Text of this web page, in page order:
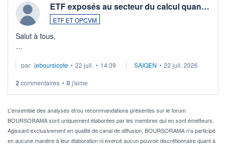
ETF exposés au secteur du calcul quan…
ETF ET OPCVM
Salut à tous,
via un ETF plutôt que des actions individuelles.
Idéalement, je voudrais qu'il soit éligible au PEA.
Pour l' ...
par jeboursicote • 22 juil. • 14:39 SAIQEN • 22 juil. 2026
2 commentaires • 0j'aime
L'ensemble des analyses et/ou recommandations présentes sur le forum
BOURSORAMA sont uniquement élaborées par les membres qui en sont émetteurs.
Agissant exclusivement en qualité de canal de diffusion, BOURSORAMA n'a participé
en aucune manière à leur élaboration ni exercé aucun pouvoir discrétionnaire quant à